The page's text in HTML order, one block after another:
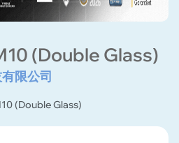
(Double Glass)
限公司
(Double Glass)